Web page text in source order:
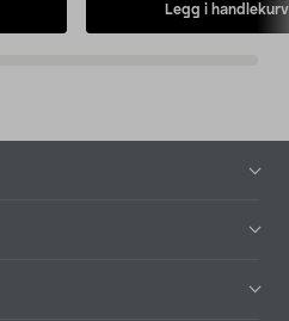
Legg i handlekurv